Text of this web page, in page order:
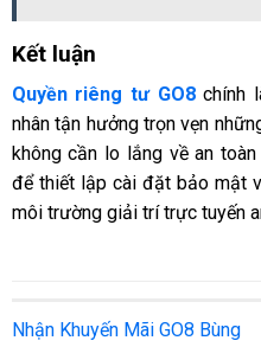
Kết luận
Quyền riêng tư GO8chính
nhân tận hưởng trọn vẹn
không cần lo lắng về an
để thiết lập cài đặt bảo mật
môi trường giải trí trực tuyến
Nhận Khuyến Mãi GO8 Bùng